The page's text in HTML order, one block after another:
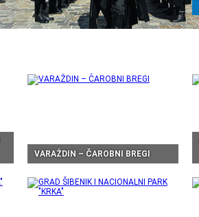
VARAŽDIN – ČAROBNI BREGI